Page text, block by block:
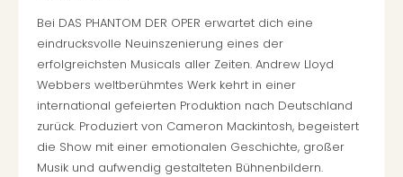
Bei DAS PHANTOM DER OPER erwartet dich eine
eindrucksvolle Neuinszenierung eines der
erfolgreichsten Musicals aller Zeiten. Andrew Lloyd
Webbers weltberühmtes Werk kehrt in einer
international gefeierten Produktion nach Deutschland
zurück. Produziert von Cameron Mackintosh, begeistert
die Show mit einer emotionalen Geschichte, großer
Musik und aufwendig gestalteten Bühnenbildern.